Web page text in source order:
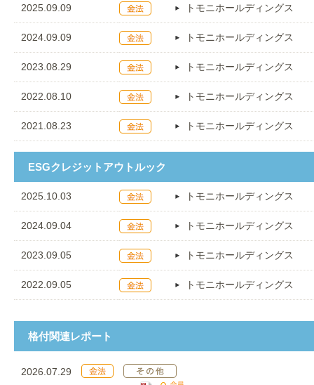
2025.09.09 トモニホールディングス
2024.09.09 トモニホールディングス
2023.08.29 トモニホールディングス
2022.08.10 トモニホールディングス
2021.08.23 トモニホールディングス
ESGクレジットアウトルック
2025.10.03 トモニホールディングス
2024.09.04 トモニホールディングス
2023.09.05 トモニホールディングス
2022.09.05 トモニホールディングス
格付関連レポート
2026.07.29